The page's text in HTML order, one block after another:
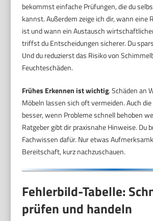
bekommst einfache Prüfungen, die du
kannst. Außerdem zeige ich dir, wann eine
ist und wann ein Austausch
triffst du Entscheidungen sicherer. Du
Und du reduzierst das Risiko von
Feuchteschäden.
Frühes Erkennen ist wichtig. Schäden an
Möbeln lassen sich oft vermeiden. Auch
besser, wenn Probleme schnell behoben
Ratgeber gibt dir praxisnahe Hinweise. Du
Fachwissen dafür. Nur etwas
Bereitschaft, kurz nachzuschauen.
Fehlerbild-Tabelle:
prüfen und handeln